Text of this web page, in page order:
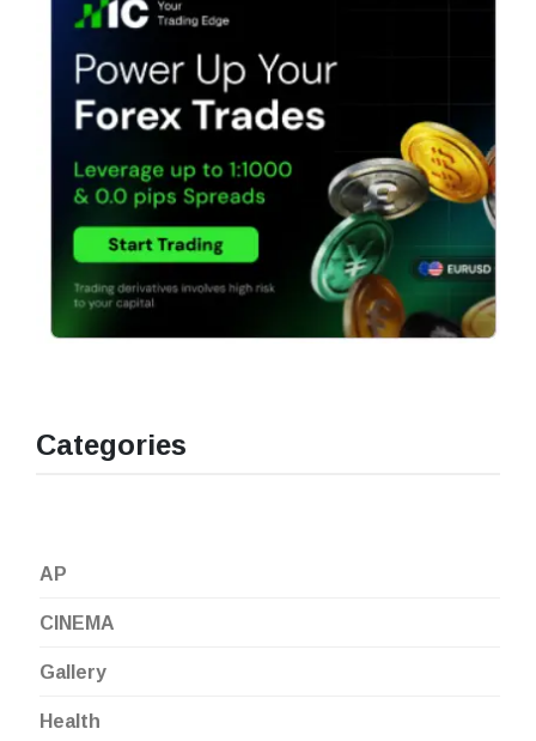
Categories
AP
CINEMA
Gallery
Health